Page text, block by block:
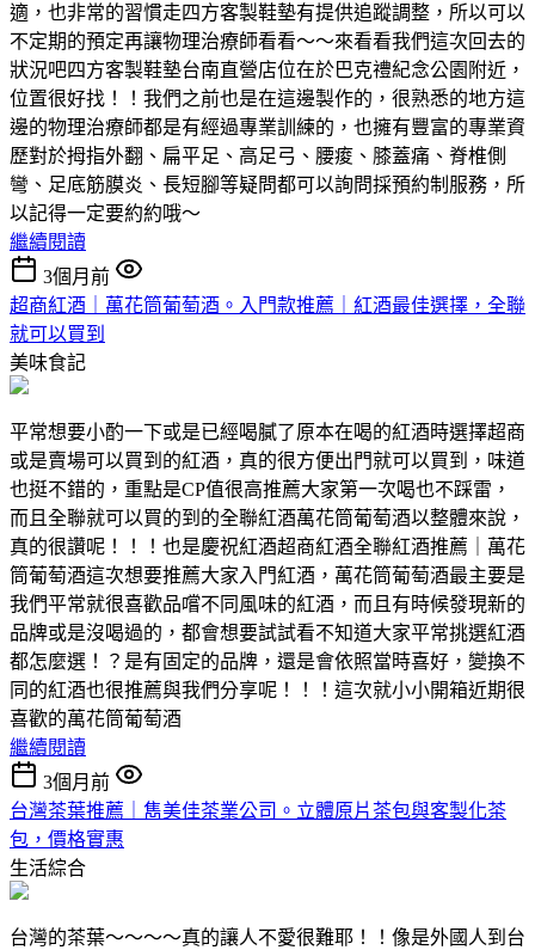
適，也非常的習慣走四方客製鞋墊有提供追蹤調整，所以可以
不定期的預定再讓物理治療師看看～～來看看我們這次回去的
狀況吧四方客製鞋墊台南直營店位在於巴克禮紀念公園附近，
位置很好找！！我們之前也是在這邊製作的，很熟悉的地方這
邊的物理治療師都是有經過專業訓練的，也擁有豐富的專業資
歷對於拇指外翻、扁平足、高足弓、腰痠、膝蓋痛、脊椎側
彎、足底筋膜炎、長短腳等疑問都可以詢問採預約制服務，所
以記得一定要約約哦～
繼續閱讀
3個月前
超商紅酒｜萬花筒葡萄酒。入門款推薦｜紅酒最佳選擇，全聯
就可以買到
美味食記
平常想要小酌一下或是已經喝膩了原本在喝的紅酒時選擇超商
或是賣場可以買到的紅酒，真的很方便出門就可以買到，味道
也挺不錯的，重點是CP值很高推薦大家第一次喝也不踩雷，
而且全聯就可以買的到的全聯紅酒萬花筒葡萄酒以整體來說，
真的很讚呢！！！也是慶祝紅酒超商紅酒全聯紅酒推薦｜萬花
筒葡萄酒這次想要推薦大家入門紅酒，萬花筒葡萄酒最主要是
我們平常就很喜歡品嚐不同風味的紅酒，而且有時候發現新的
品牌或是沒喝過的，都會想要試試看不知道大家平常挑選紅酒
都怎麼選！？是有固定的品牌，還是會依照當時喜好，變換不
同的紅酒也很推薦與我們分享呢！！！這次就小小開箱近期很
喜歡的萬花筒葡萄酒
繼續閱讀
3個月前
台灣茶葉推薦｜雋美佳茶業公司。立體原片茶包與客製化茶
包，價格實惠
生活綜合
台灣的茶葉～～～～真的讓人不愛很難耶！！像是外國人到台